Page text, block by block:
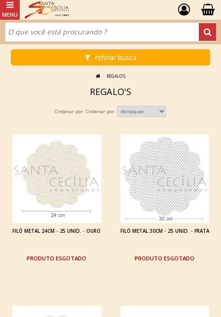
refinar busca
REGALO'S
REGALO'S
Ordenar por:
FILÓ METAL 24CM - 25 UNID. - OURO
ESGOTADO
FILÓ METAL 30CM - 25 UNID. - PRATA
ESGOTADO